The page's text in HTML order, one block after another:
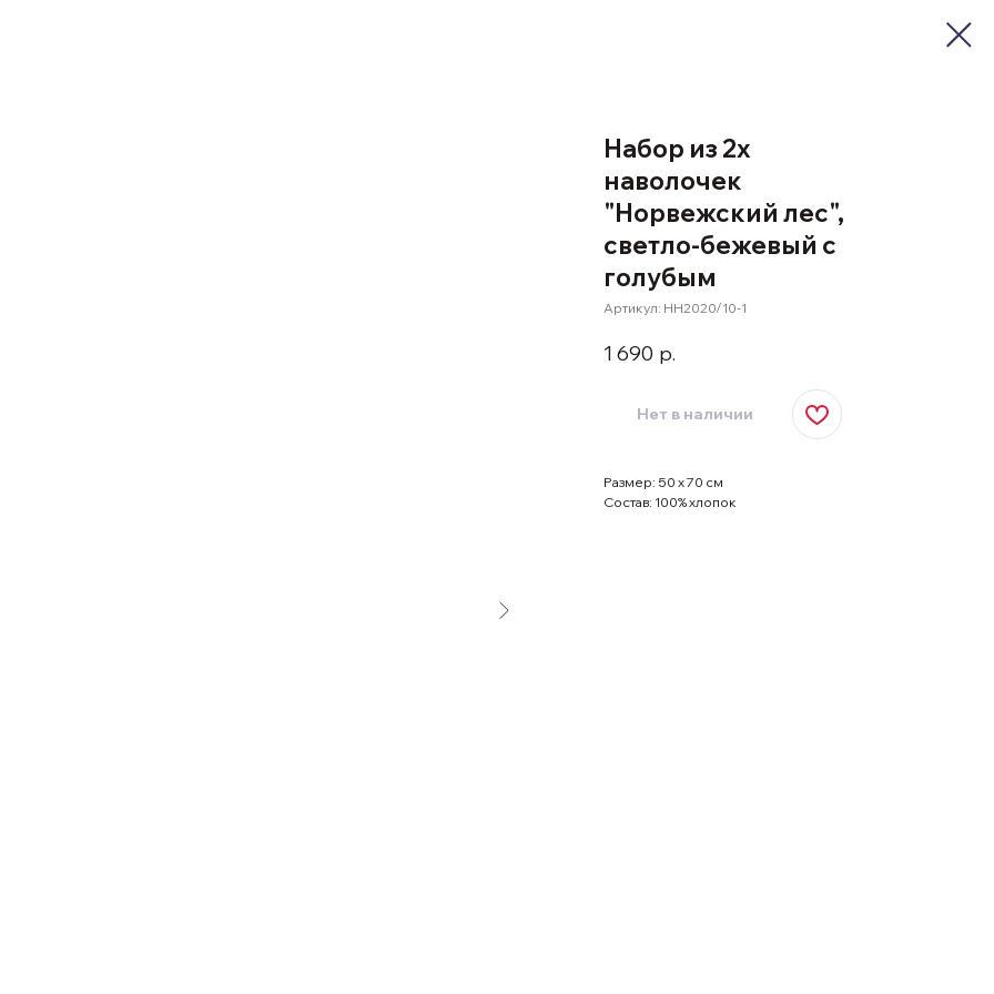
Набор из 2х
наволочек
"Норвежский лес",
светло-бежевый с
голубым
Артикул: НН2020/10-1
1 690 р.
Нет в наличии
Размер: 50 х 70 см
Состав: 100% хлопок